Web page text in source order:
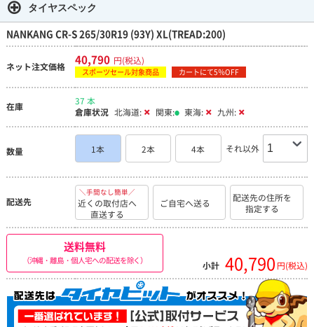
タイヤスペック
NANKANG CR-S 265/30R19 (93Y) XL(TREAD:200)
ネット注文価格 40,790 円(税込)
スポーツセール対象商品 カートにて5％OFF
在庫
37 本
倉庫状況 北海道: 関東: 東海: 九州:
数量 1本 2本 4本 それ以外
配送先
＼手間なし簡単／
近くの取付店へ
直送する
ご自宅へ送る
配送先の住所を
指定する
送料無料
（沖縄・離島・個人宅への配送を除く） 小計 40,790 円(税込)